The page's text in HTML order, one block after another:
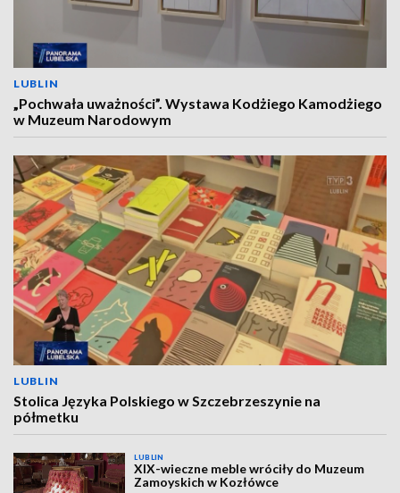
LUBLIN
„Pochwała uważności”. Wystawa Kodżiego Kamodżiego
w Muzeum Narodowym
LUBLIN
Stolica Języka Polskiego w Szczebrzeszynie na
półmetku
LUBLIN
XIX-wieczne meble wróciły do Muzeum
Zamoyskich w Kozłówce